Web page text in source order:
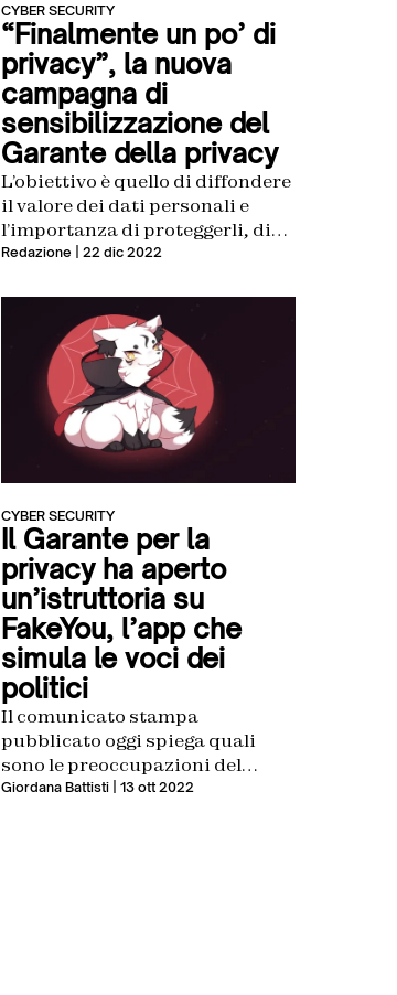
CYBER SECURITY
“Finalmente un po’ di
privacy”, la nuova
campagna di
sensibilizzazione del
Garante della privacy
L’obiettivo è quello di diffondere
il valore dei dati personali e
l’importanza di proteggerli, di
mettere in guardia dai rischi di
indicare tutte le forme di tutela
Redazione | 22 dic 2022
CYBER SECURITY
Il Garante per la
privacy ha aperto
un’istruttoria su
FakeYou, l’app che
simula le voci dei
politici
Il comunicato stampa
pubblicato oggi spiega quali
sono le preoccupazioni del
Garante riguardo i deepfake
Giordana Battisti| 13 ott 2022